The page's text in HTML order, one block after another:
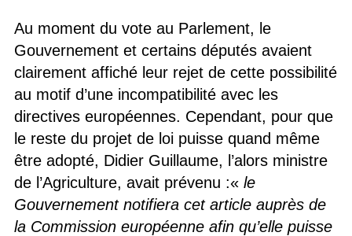
Au moment du vote au Parlement, le
Gouvernement et certains députés avaient
clairement affiché leur rejet de cette possibilité
au motif d’une incompatibilité avec les
directives européennes. Cependant, pour que
le reste du projet de loi puisse quand même
être adopté, Didier Guillaume, l’alors ministre
de l’Agriculture, avait prévenu :« le
Gouvernement notifiera cet article auprès de
la Commission européenne afin qu’elle puisse